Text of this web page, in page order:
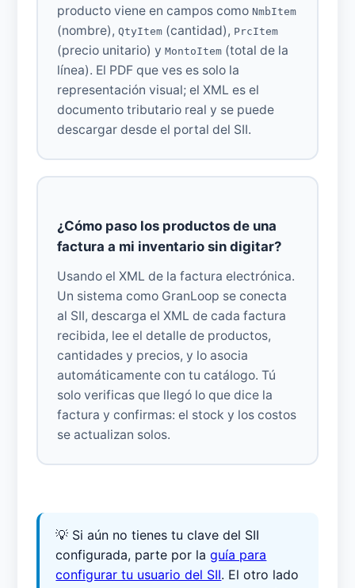
producto viene en campos como NmbItem
(nombre),QtyItem (cantidad), PrcItem
(precio unitario) yMontoItem (total de la
línea). El PDF que ves es solo la
representación visual; el XML es el
documento tributario real y se puede
descargar desde el portal del SII.
¿Cómo paso los productos de una
factura a mi inventario sin digitar?
Usando el XML de la factura electrónica.
Un sistema como GranLoop se conecta
al SII, descarga el XML de cada factura
recibida, lee el detalle de productos,
cantidades y precios, y lo asocia
automáticamente con tu catálogo. Tú
solo verificas que llegó lo que dice la
factura y confirmas: el stock y los costos
se actualizan solos.
💡 Si aún no tienes tu clave del SII
configurada, parte por laguía para
configurar tu usuario del SII. El otro lado